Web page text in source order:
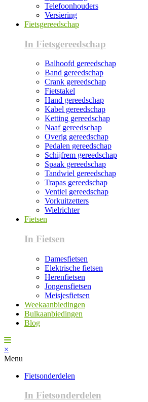
Telefoonhouders
Versiering
Fietsgereedschap
In Fietsgereedschap
Balhoofd gereedschap
Band gereedschap
Crank gereedschap
Fietstakel
Hand gereedschap
Kabel gereedschap
Ketting gereedschap
Naaf gereedschap
Overig gereedschap
Pedalen gereedschap
Schijfrem gereedschap
Spaak gereedschap
Tandwiel gereedschap
Trapas gereedschap
Ventiel gereedschap
Vorkuitzetters
Wielrichter
Fietsen
In Fietsen
Damesfietsen
Elektrische fietsen
Herenfietsen
Jongensfietsen
Meisjesfietsen
Weekaanbiedingen
Bulkaanbiedingen
Blog
×
Menu
Fietsonderdelen
In Fietsonderdelen